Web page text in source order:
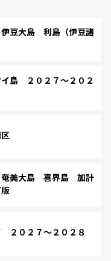
豆大島 利島（伊豆諸
島 ２０２７～２０２
美大島 喜界島 加計
０２７～２０２８